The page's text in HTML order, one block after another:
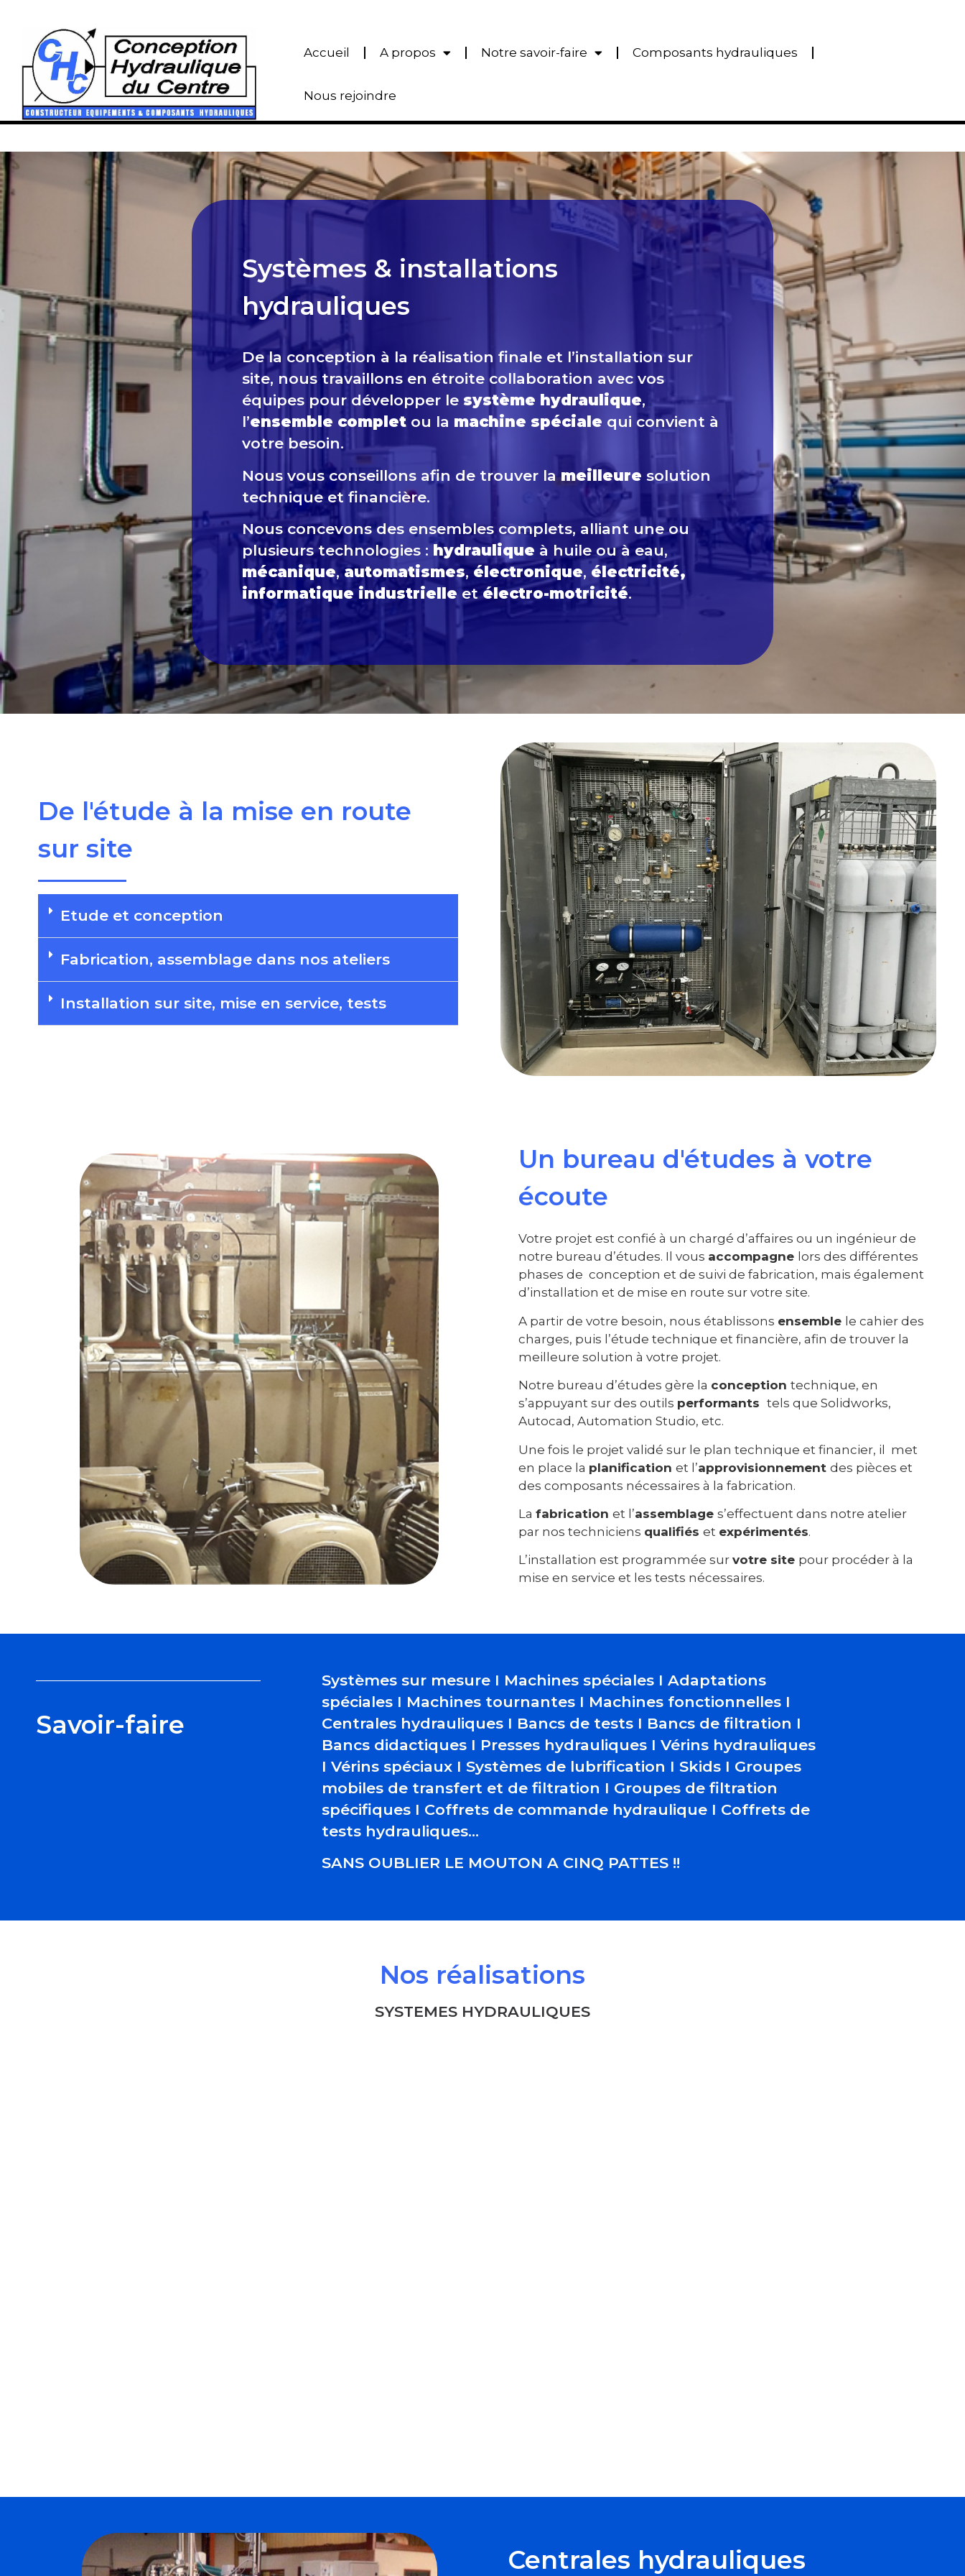
Accueil A propos Notre savoir-faire Composants hydrauliques
Nous rejoindre
Systèmes & installations
hydrauliques
De la conception à la réalisation finale et l’installation sur
site, nous travaillons en étroite collaboration avec vos
équipes pour développer le système hydraulique,
l’ensemble complet ou la machine spéciale qui convient à
votre besoin.
Nous vous conseillons afin de trouver lameilleuresolution
technique et financière.
Nous concevons des ensembles complets, alliant une ou
plusieurs technologies : hydraulique à huile ou à eau,
mécanique,automatismes, électronique, électricité,
informatique industrielleetélectro-motricité.
De l'étude à la mise en route
sur site
Etude et conception
Fabrication, assemblage dans nos ateliers
Installation sur site, mise en service, tests
Un bureau d'études à votre
écoute
Votre projet est confié à un chargé d’affaires ou un ingénieur de
notre bureau d’études. Il vous accompagne lors des différentes
phases de conception et de suivi de fabrication, mais également
d’installation et de mise en route sur votre site.
A partir de votre besoin, nous établissons ensemble le cahier des
charges, puis l’étude technique et financière, afin de trouver la
meilleure solution à votre projet.
Notre bureau d’études gère la conception technique, en
s’appuyant sur des outils performants tels que Solidworks,
Autocad, Automation Studio, etc.
Une fois le projet validé sur le plan technique et financier, il met
en place la planification et l’approvisionnement des pièces et
des composants nécessaires à la fabrication.
La fabrication et l’assemblage s’effectuent dans notre atelier
par nos techniciens qualifiés et expérimentés.
L’installation est programmée sur votre site pour procéder à la
mise en service et les tests nécessaires.
Savoir-faire
Systèmes sur mesure I Machines spéciales I Adaptations
spéciales I Machines tournantes I Machines fonctionnelles I
Centrales hydrauliques I Bancs de tests I Bancs de filtration I
Bancs didactiques I Presses hydrauliques I Vérins hydrauliques
I Vérins spéciaux I Systèmes de lubrification I Skids I Groupes
mobiles de transfert et de filtration I Groupes de filtration
spécifiques I Coffrets de commande hydraulique I Coffrets de
tests hydrauliques…
SANS OUBLIER LE MOUTON A CINQ PATTES !!
Nos réalisations
SYSTEMES HYDRAULIQUES
Centrales hydrauliques